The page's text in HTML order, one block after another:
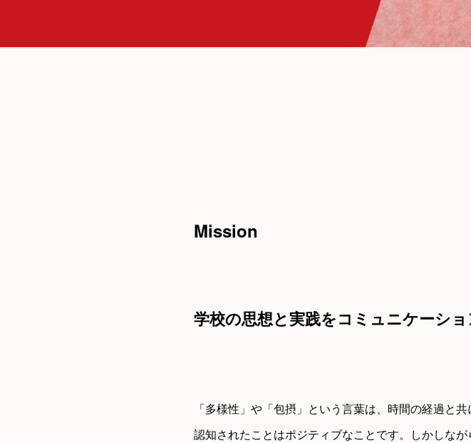
Mission
学校の思想と実践をコミュニケーシ
「多様性」や「包摂」という言葉は、時間の経過と
認知されたことはポジティブなことです。しかしな